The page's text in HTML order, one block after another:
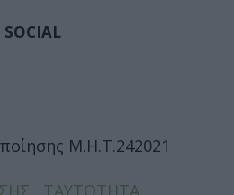
SOCIAL
Μ.Η.Τ.242021
ΤΑΥΤΟΤΗΤΑ